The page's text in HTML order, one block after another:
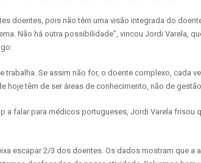
doentes, pois não têm uma visão integrada do
Não há outra possibilidade”, vincou Jordi Varela,
trabalha. Se assim não for, o doente complexo, cada
hoje têm de ser áreas de conhecimento, não de
a falar para médicos portugueses, Jordi Varela frisou
escapar 2/3 dos doentes. Os dados mostram que a